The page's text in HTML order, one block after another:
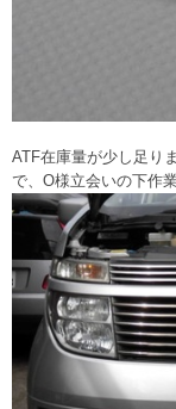
ATF在庫量が少し足り
で、O様立会いの下作